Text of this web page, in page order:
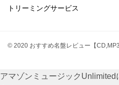
トリーミングサービス
© 2020 おすすめ名盤レビュー【
アマゾンミュージックUnlimited